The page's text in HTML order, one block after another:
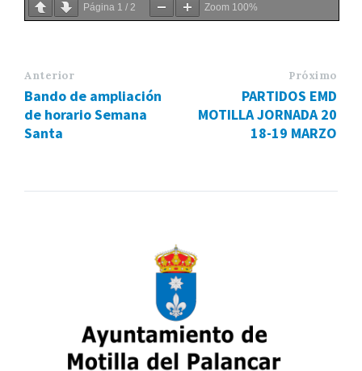
Página 1 / 2 Zoom 100%
Anterior
Bando de ampliación
de horario Semana
Santa
Próximo
PARTIDOS EMD
MOTILLA JORNADA 20
18-19 MARZO